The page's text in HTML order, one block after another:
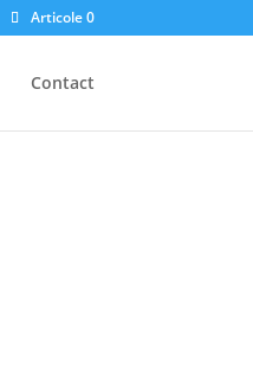
Articole 0
Contact